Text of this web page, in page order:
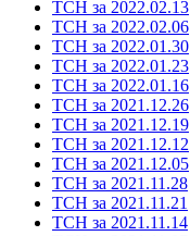
ТСН за 2022.02.13
ТСН за 2022.02.06
ТСН за 2022.01.30
ТСН за 2022.01.23
ТСН за 2022.01.16
ТСН за 2021.12.26
ТСН за 2021.12.19
ТСН за 2021.12.12
ТСН за 2021.12.05
ТСН за 2021.11.28
ТСН за 2021.11.21
ТСН за 2021.11.14